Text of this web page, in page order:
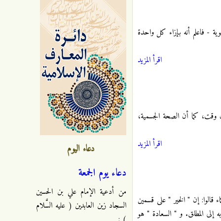
- فاعلم أنه بإزاء كل واحدة
اقرأ المزيد
كما أن الصحة الجسمية،
اقرأ المزيد
قالوا: إن " الخير " على قسمين
إلى المطلق. و " السعادة " هو
دعاء اليوم
دعاء يوم الجمعة
من أدعية الإمام علي بن الحسين
السجاد زين العابدين ( عليه السَّلام